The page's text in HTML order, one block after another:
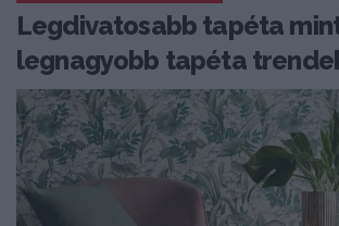
Legdivatosabb tapéta
legnagyobb tapéta